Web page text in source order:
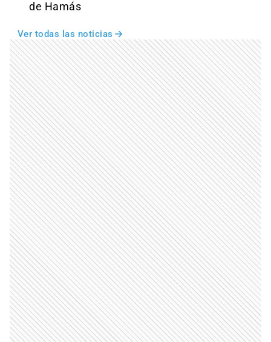
de Hamás
Ver todas las noticias